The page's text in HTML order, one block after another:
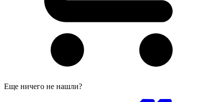
Еще ничего не нашли?